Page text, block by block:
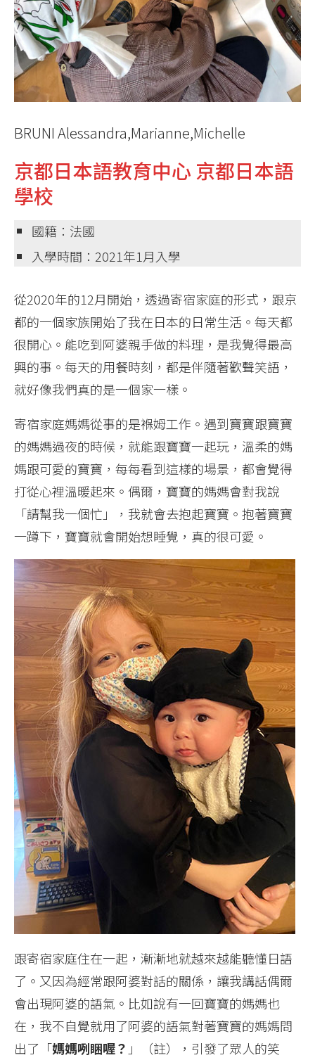
BRUNI Alessandra,Marianne,Michelle
京都日本語教育中心 京都日本語
學校
國籍：法國
入學時間：2021年1月入學
從2020年的12月開始，透過寄宿家庭的形式，跟京
都的一個家族開始了我在日本的日常生活。每天都
很開心。能吃到阿婆親手做的料理，是我覺得最高
興的事。每天的用餐時刻，都是伴隨著歡聲笑語，
就好像我們真的是一個家一樣。
寄宿家庭媽媽從事的是褓姆工作。遇到寶寶跟寶寶
的媽媽過夜的時候，就能跟寶寶一起玩，溫柔的媽
媽跟可愛的寶寶，每每看到這樣的場景，都會覺得
打從心裡溫暖起來。偶爾，寶寶的媽媽會對我說
「請幫我一個忙」，我就會去抱起寶寶。抱著寶寶
一蹲下，寶寶就會開始想睡覺，真的很可愛。
跟寄宿家庭住在一起，漸漸地就越來越能聽懂日語
了。又因為經常跟阿婆對話的關係，讓我講話偶爾
會出現阿婆的語氣。比如說有一回寶寶的媽媽也
在，我不自覺就用了阿婆的語氣對著寶寶的媽媽問
出了「媽媽咧睏喔？ 」（註），引發了眾人的笑